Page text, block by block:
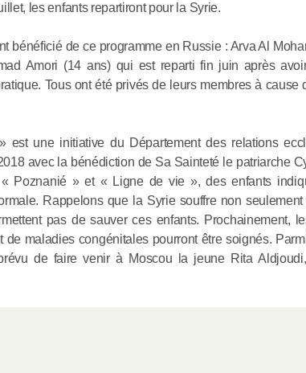
les enfants repartiront pour la Syrie.
bénéficié de ce programme en Russie : Arva Al
Amori (14 ans) qui est reparti fin juin après
Tous ont été privés de leurs membres à cause
est une initiative du Département des relations
avec la bénédiction de Sa Sainteté le patriarche
Poznanié » et « Ligne de vie », des enfants
Rappelons que la Syrie souffre non
pas de sauver ces enfants. Prochainement,
de maladies congénitales pourront être soignés.
de faire venir à Moscou la jeune Rita Aldjoudi,